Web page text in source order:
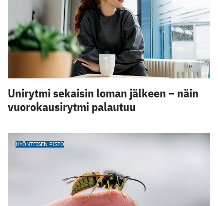
Unirytmi sekaisin loman jälkeen – näin
vuorokausirytmi palautuu
HYÖNTEISEN PISTO